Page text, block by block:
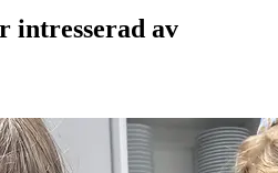
intresserad av